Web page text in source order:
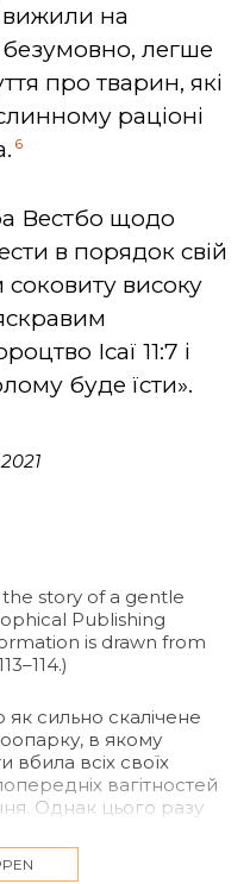
вижили на
безумовно, легше
про тварин, які
раціоні
6
Вестбо щодо
в порядок свій
високу
Ісаї 11:7 і
буде їсти».
the story of a gentle
Publishing
is drawn from
сильно скалічене
в якому
вбила всіх своїх
вагітностей
Однак цього разу
в момент пологів.
але швидкі й